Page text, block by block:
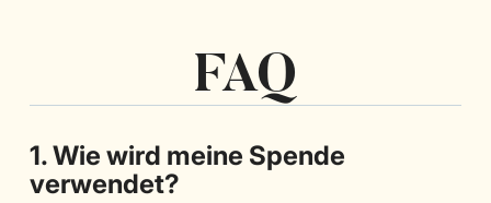
FAQ
1. Wie wird meine Spende
verwendet?